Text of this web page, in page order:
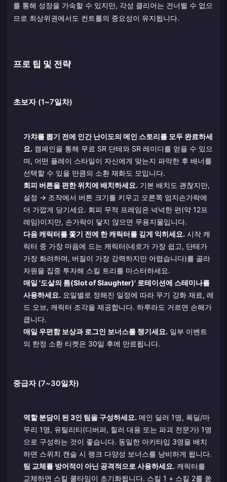
를 통해 성장을 가속할 수 있지만, 각성 클리어는 건너뛸 수 없으
므로 최상위권에서도 컨트롤의 중요성이 유지됩니다.
프로 팁 및 전략
초보자 (1~7일차)
가챠를 뽑기 전에 인간 난이도의 메인 스토리를 모두 완료하세
요. 캠페인을 통해 무료 SR 단테와 SR 레이디를 얻을 수 있으
며, 어떤 플레이 스타일이 자신에게 맞는지 파악한 후 배너를
선택할 수 있을 만큼의 소환 재화도 모입니다.
회피 버튼을 편한 위치에 배치하세요. 기본 배치도 괜찮지만,
설정 → 조작에서 버튼 크기를 키우고 오른쪽 엄지손가락에
더 가깝게 당기세요. 회피 무적 프레임은 넉넉한 편(약 12프
레임)이지만, 손가락이 닿지 않으면 무용지물입니다.
다음 캐릭터를 쫓기 전에 한 캐릭터를 깊게 익히세요. 시작 캐
릭터 중 가장 마음에 드는 캐릭터(네로가 가장 쉽고, 단테가
가장 화려하며, 버질이 가장 강력하지만 어렵습니다)를 골라
자원을 집중 투자해 스킬 트리를 마스터하세요.
매일 '도살의 틈(Slot of Slaughter)' 로테이션에 스테미나를
사용하세요. 요일별로 정해진 일정에 따라 무기 강화 재료, 레
드 오브, 캐릭터 조각을 제공합니다. 하루라도 거르면 손해가
큽니다.
매일 우편함 보상과 로그인 보너스를 챙기세요. 일부 이벤트
의 한정 소환 티켓은 30일 후에 만료됩니다.
중급자 (7~30일차)
역할 분담이 된 3인 팀을 구성하세요. 메인 딜러 1명, 폭딜/마
무리 1명, 유틸리티(디버퍼, 힐러 대용 또는 파괴 전문가) 1명
으로 구성하는 것이 좋습니다. 동일한 아키타입 3명을 배치
하면 스위치 캔슬 시 랭크 다양성 보너스를 낭비하게 됩니다.
팀 교체를 방어적이 아닌 공격적으로 사용하세요. 캐릭터를
교체하면 스킬 쿨타임이 초기화됩니다. 스킬 1 + 스킬 2를 쏟